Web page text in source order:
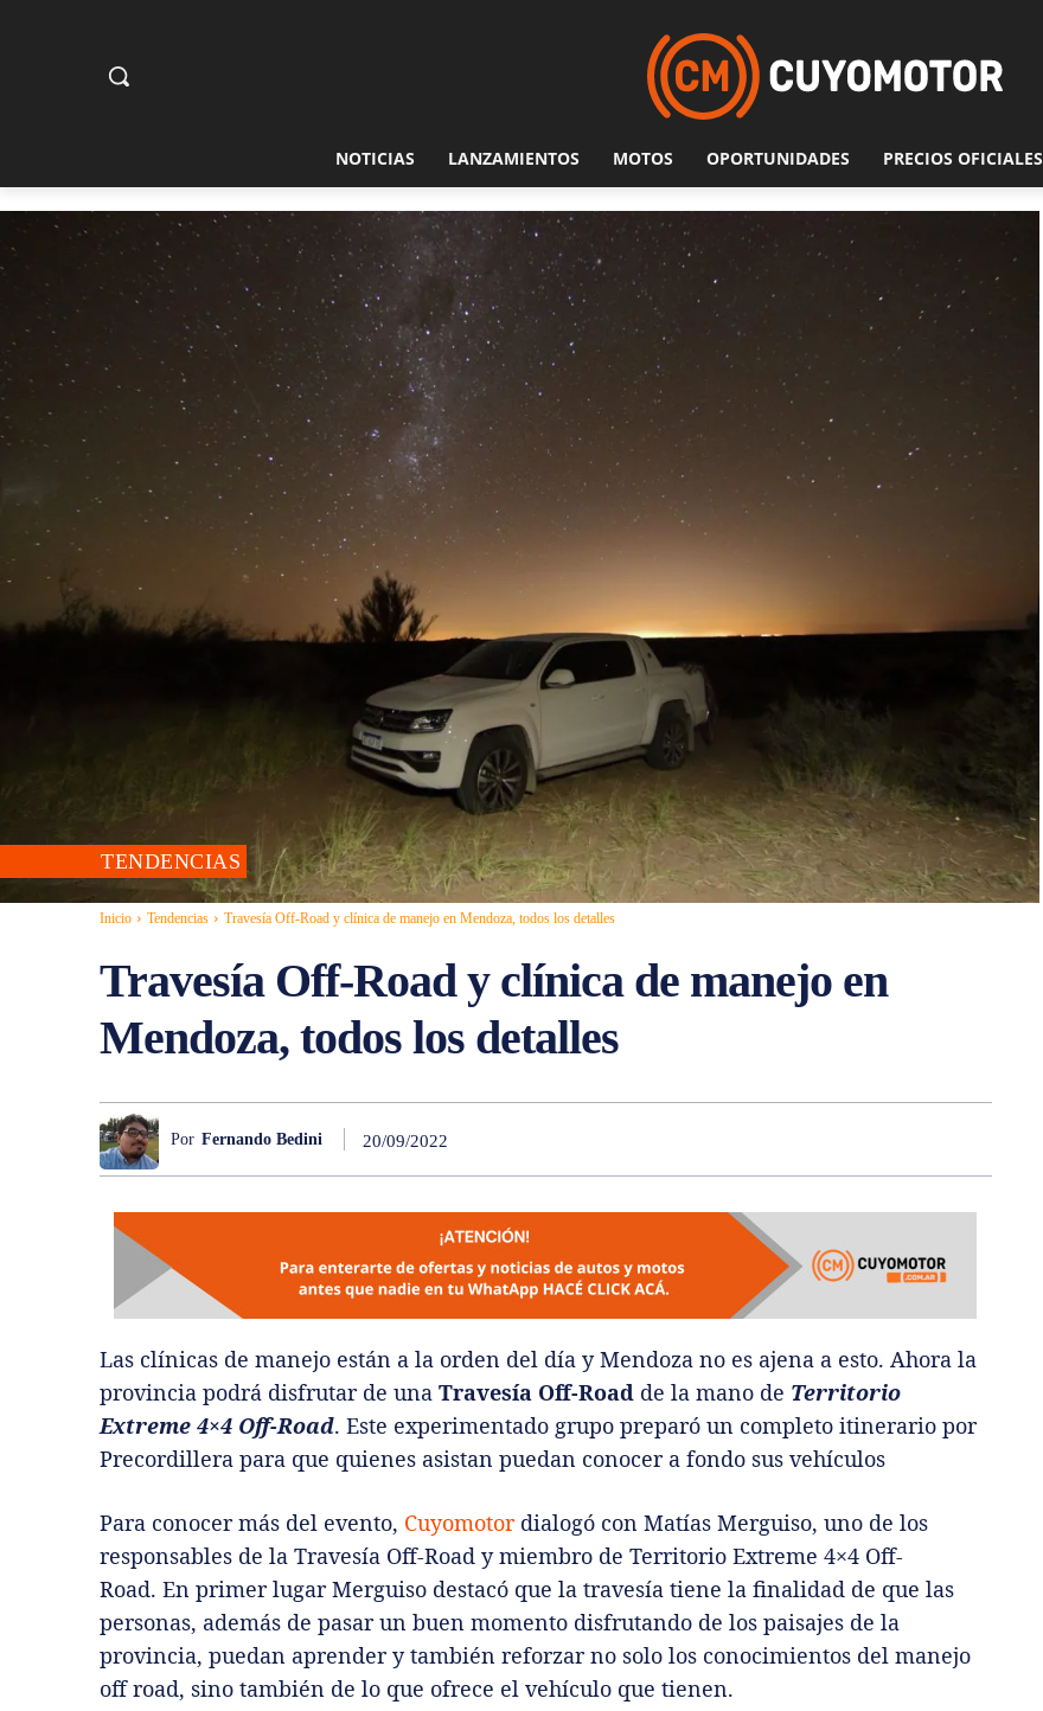
NOTICIAS LANZAMIENTOS MOTOS OPORTUNIDADES PRECIOS OFICIALES
TENDENCIAS
Inicio Tendencias Travesía Off-Road y clínica de manejo en Mendoza, todos los detalles
Travesía Off-Road y clínica de manejo en
Mendoza, todos los detalles
Por Fernando Bedini 20/09/2022
Las clínicas de manejo están a la orden del día y Mendoza no es ajena a esto. Ahora la
provincia podrá disfrutar de una Travesía Off-Road de la mano de Territorio
Extreme 4×4 Off-Road. Este experimentado grupo preparó un completo itinerario por
Precordillera para que quienes asistan puedan conocer a fondo sus vehículos
Para conocer más del evento, Cuyomotordialogó con Matías Merguiso, uno de los
responsables de la Travesía Off-Road y miembro de Territorio Extreme 4×4 Off-
Road. En primer lugar Merguiso destacó que la travesía tiene la finalidad de que las
personas, además de pasar un buen momento disfrutando de los paisajes de la
provincia, puedan aprender y también reforzar no solo los conocimientos del manejo
off road, sino también de lo que ofrece el vehículo que tienen.